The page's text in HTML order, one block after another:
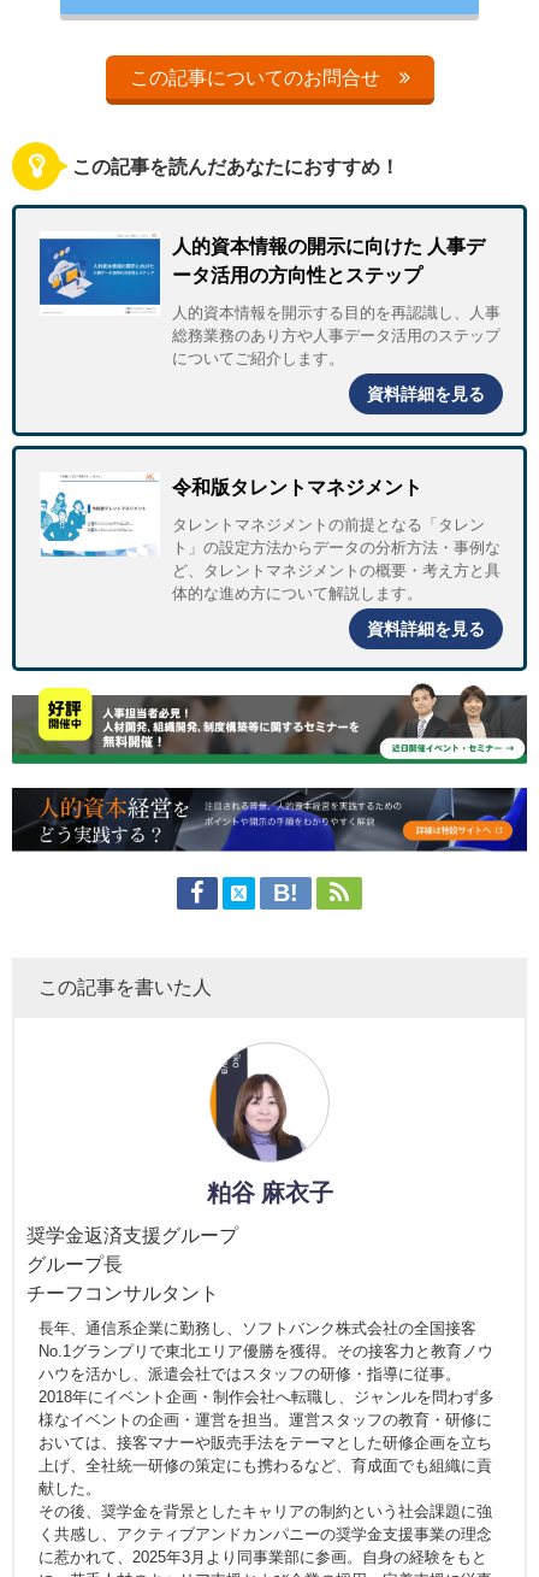
この記事についてのお問合せ
この記事を読んだあなたにおすすめ！
人的資本情報の開示に向けた 人事デ
ータ活用の方向性とステップ
人的資本情報を開示する目的を再認識し、人事
総務業務のあり方や人事データ活用のステップ
についてご紹介します。
資料詳細を見る
令和版タレントマネジメント
タレントマネジメントの前提となる「タレン
ト」の設定方法からデータの分析方法・事例な
ど、タレントマネジメントの概要・考え方と具
体的な進め方について解説します。
資料詳細を見る
この記事を書いた人
粕谷 麻衣子
奨学金返済支援グループ
グループ長
チーフコンサルタント
長年、通信系企業に勤務し、ソフトバンク株式会社の全国接客
No.1グランプリで東北エリア優勝を獲得。その接客力と教育ノウ
ハウを活かし、派遣会社ではスタッフの研修・指導に従事。
2018年にイベント企画・制作会社へ転職し、ジャンルを問わず多
様なイベントの企画・運営を担当。運営スタッフの教育・研修に
おいては、接客マナーや販売手法をテーマとした研修企画を立ち
上げ、全社統一研修の策定にも携わるなど、育成面でも組織に貢
献した。
その後、奨学金を背景としたキャリアの制約という社会課題に強
く共感し、アクティブアンドカンパニーの奨学金支援事業の理念
に惹かれて、2025年3月より同事業部に参画。自身の経験をもと